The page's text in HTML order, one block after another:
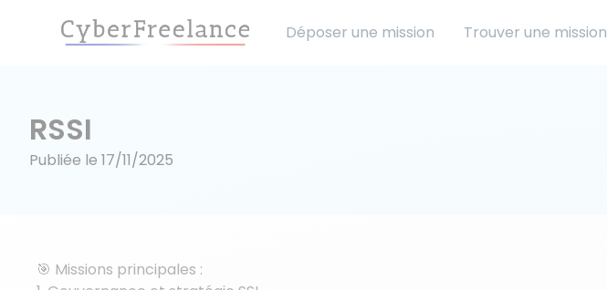
Déposer une mission Trouver une mission
RSSI
Publiée le 17/11/2025
🎯 Missions principales :